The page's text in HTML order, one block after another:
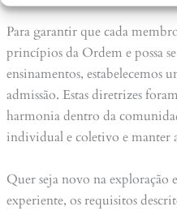
Para garantir que cada
princípios da Ordem e possa
ensinamentos, estabelecemos
admissão. Estas diretrizes
harmonia dentro da
individual e coletivo e manter
Quer seja novo na
experiente, os requisitos